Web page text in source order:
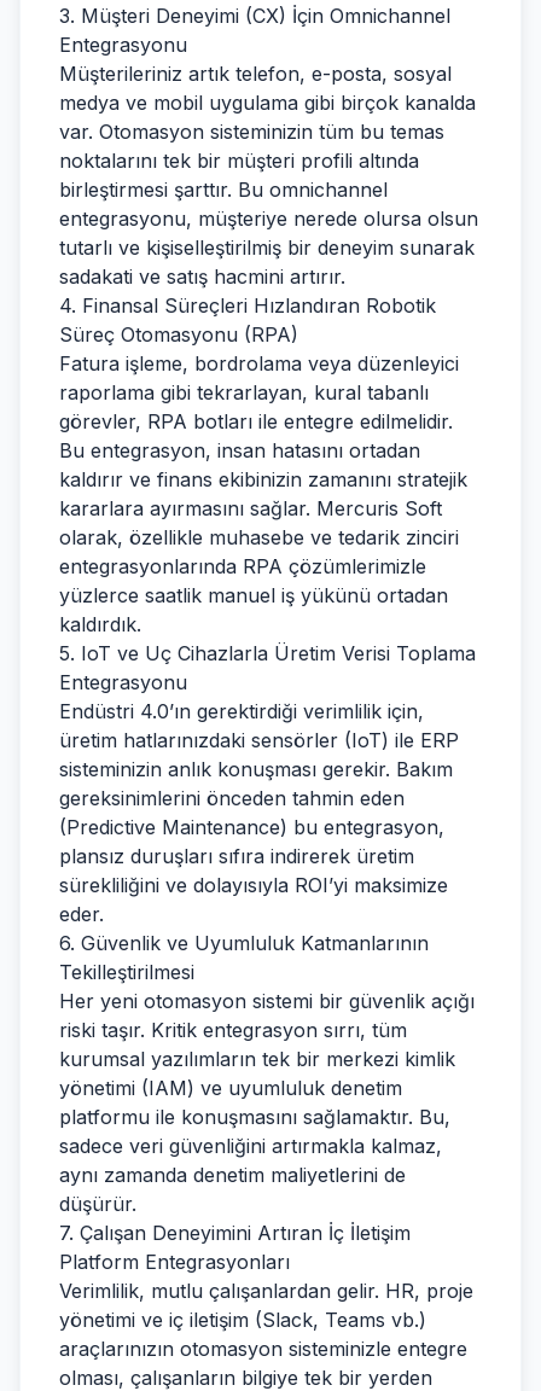
3. Müşteri Deneyimi (CX) İçin Omnichannel
Entegrasyonu
Müşterileriniz artık telefon, e-posta, sosyal
medya ve mobil uygulama gibi birçok kanalda
var. Otomasyon sisteminizin tüm bu temas
noktalarını tek bir müşteri profili altında
birleştirmesi şarttır. Bu omnichannel
entegrasyonu, müşteriye nerede olursa olsun
tutarlı ve kişiselleştirilmiş bir deneyim sunarak
sadakati ve satış hacmini artırır.
4. Finansal Süreçleri Hızlandıran Robotik
Süreç Otomasyonu (RPA)
Fatura işleme, bordrolama veya düzenleyici
raporlama gibi tekrarlayan, kural tabanlı
görevler, RPA botları ile entegre edilmelidir.
Bu entegrasyon, insan hatasını ortadan
kaldırır ve finans ekibinizin zamanını stratejik
kararlara ayırmasını sağlar. Mercuris Soft
olarak, özellikle muhasebe ve tedarik zinciri
entegrasyonlarında RPA çözümlerimizle
yüzlerce saatlik manuel iş yükünü ortadan
kaldırdık.
5. IoT ve Uç Cihazlarla Üretim Verisi Toplama
Entegrasyonu
Endüstri 4.0’ın gerektirdiği verimlilik için,
üretim hatlarınızdaki sensörler (IoT) ile ERP
sisteminizin anlık konuşması gerekir. Bakım
gereksinimlerini önceden tahmin eden
(Predictive Maintenance) bu entegrasyon,
plansız duruşları sıfıra indirerek üretim
sürekliliğini ve dolayısıyla ROI’yi maksimize
eder.
6. Güvenlik ve Uyumluluk Katmanlarının
Tekilleştirilmesi
Her yeni otomasyon sistemi bir güvenlik açığı
riski taşır. Kritik entegrasyon sırrı, tüm
kurumsal yazılımların tek bir merkezi kimlik
yönetimi (IAM) ve uyumluluk denetim
platformu ile konuşmasını sağlamaktır. Bu,
sadece veri güvenliğini artırmakla kalmaz,
aynı zamanda denetim maliyetlerini de
düşürür.
7. Çalışan Deneyimini Artıran İç İletişim
Platform Entegrasyonları
Verimlilik, mutlu çalışanlardan gelir. HR, proje
yönetimi ve iç iletişim (Slack, Teams vb.)
araçlarınızın otomasyon sisteminizle entegre
olması, çalışanların bilgiye tek bir yerden